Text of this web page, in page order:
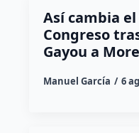
Así cambia
Congreso
Gayou a
Manuel García 6